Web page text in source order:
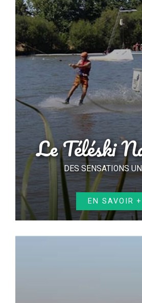
Le Téléski
DES SENSATIONS
EN SAVOIR +